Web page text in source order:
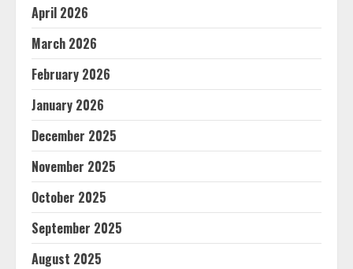
April 2026
March 2026
February 2026
January 2026
December 2025
November 2025
October 2025
September 2025
August 2025